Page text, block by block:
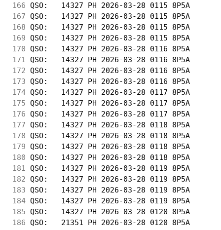
166 QSO:   14327 PH 2026-03-28 0115
167 QSO:   14327 PH 2026-03-28 0115
168 QSO:   14327 PH 2026-03-28 0115
169 QSO:   14327 PH 2026-03-28 0115
170 QSO:   14327 PH 2026-03-28 0116
171
QSO:   14327 PH 2026-03-28 0116
172 QSO:   14327 PH 2026-03-28 0116
173 QSO:   14327 PH 2026-03-28 0116
174 QSO:   14327 PH 2026-03-28 0117
175 QSO:   14327 PH 2026-03-28 0117
176 QSO:   14327 PH 2026-03-28 0117
177 QSO:   14327 PH 2026-03-28 0118
178 QSO:   14327 PH 2026-03-28 0118
179 QSO:   14327 PH 2026-03-28 0118
180 QSO:   14327 PH 2026-03-28 0118
181
QSO:   14327 PH 2026-03-28 0119
182 QSO:   14327 PH 2026-03-28 0119
183 QSO:   14327 PH 2026-03-28 0119
184 QSO:   14327 PH 2026-03-28 0119
185 QSO:   14327 PH 2026-03-28 0120
186 QSO:   21351 PH 2026-03-28 0120